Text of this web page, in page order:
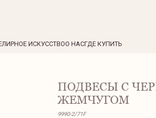
ИСКУССТВОО НАСГДЕ КУПИТЬ
ПОДВЕСЫ С
ЖЕМЧУГОМ
9990-2/71F